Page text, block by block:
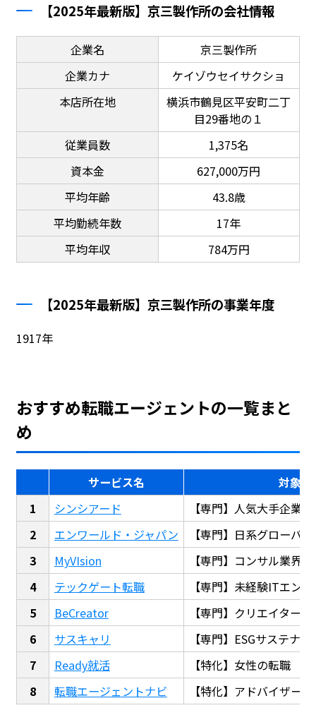
【2025年最新版】京三製作所の会社情報
企業名
京三製作所
企業カナ
ケイゾウセイサクショ
本店所在地
横浜市鶴見区平安町二丁
目29番地の１
従業員数
1,375名
資本金
627,000万円
平均年齢
43.8歳
平均勤続年数
17年
平均年収
784万円
【2025年最新版】京三製作所の事業年度
1917年
おすすめ転職エージェントの一覧まと
め
サービス名
対象
シンシアード
【専門】人気大手企業
エンワールド・ジャパン
【専門】日系グローバ
MyVIsion
【専門】コンサル業界
テックゲート転職
【専門】未経験ITエン
BeCreator
【専門】クリエイター
サスキャリ
【専門】ESGサステナ
Ready就活
【特化】女性の転職
転職エージェントナビ
【特化】アドバイザー